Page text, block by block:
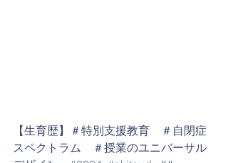
【生育歴】＃特別支援教育　＃自閉症
スペクトラム　＃授業のユニバーサル